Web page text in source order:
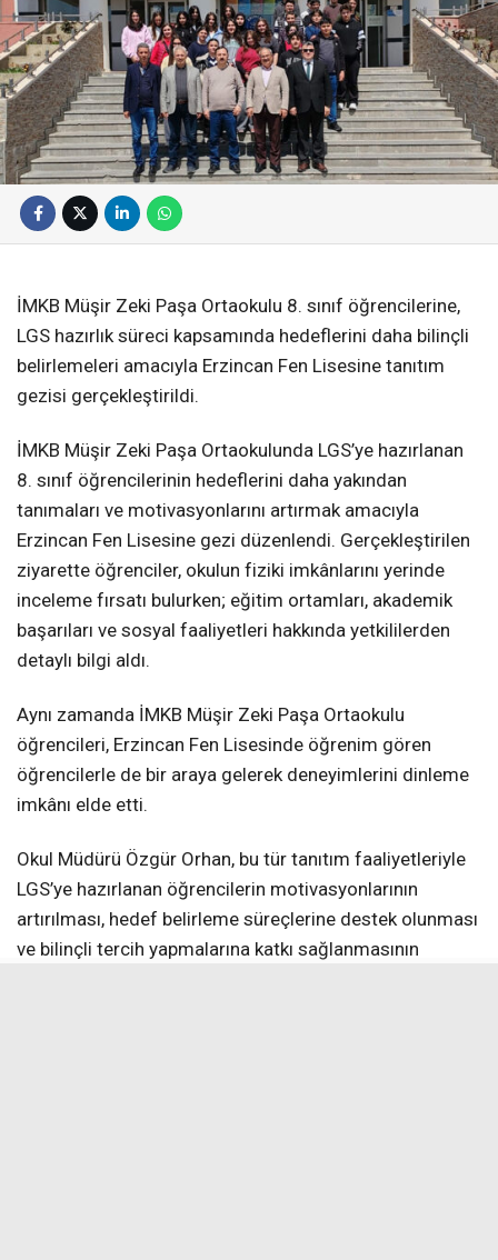
İMKB Müşir Zeki Paşa Ortaokulu 8. sınıf öğrencilerine,
LGS hazırlık süreci kapsamında hedeflerini daha bilinçli
belirlemeleri amacıyla Erzincan Fen Lisesine tanıtım
gezisi gerçekleştirildi.
İMKB Müşir Zeki Paşa Ortaokulunda LGS’ye hazırlanan
8. sınıf öğrencilerinin hedeflerini daha yakından
tanımaları ve motivasyonlarını artırmak amacıyla
Erzincan Fen Lisesine gezi düzenlendi. Gerçekleştirilen
ziyarette öğrenciler, okulun fiziki imkânlarını yerinde
inceleme fırsatı bulurken; eğitim ortamları, akademik
başarıları ve sosyal faaliyetleri hakkında yetkililerden
detaylı bilgi aldı.
Aynı zamanda İMKB Müşir Zeki Paşa Ortaokulu
öğrencileri, Erzincan Fen Lisesinde öğrenim gören
öğrencilerle de bir araya gelerek deneyimlerini dinleme
imkânı elde etti.
Okul Müdürü Özgür Orhan, bu tür tanıtım faaliyetleriyle
LGS’ye hazırlanan öğrencilerin motivasyonlarının
artırılması, hedef belirleme süreçlerine destek olunması
ve bilinçli tercih yapmalarına katkı sağlanmasının